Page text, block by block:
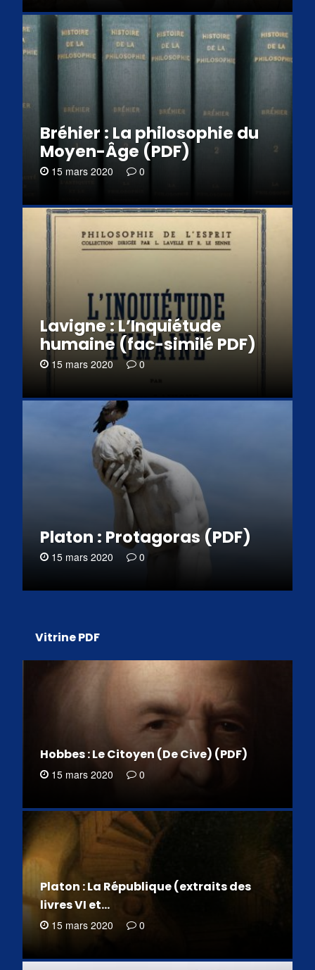
Bréhier : La philosophie du
Moyen-Âge (PDF)
15 mars 2020 0
Lavigne : L’Inquiétude
humaine (fac-similé PDF)
15 mars 2020 0
Platon : Protagoras (PDF)
15 mars 2020 0
Vitrine PDF
Hobbes : Le Citoyen (De Cive) (PDF)
15 mars 2020 0
Platon : La République (extraits des
livres VI et…
15 mars 2020 0